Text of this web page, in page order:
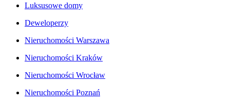
Luksusowe domy
Deweloperzy
Nieruchomości Warszawa
Nieruchomości Kraków
Nieruchomości Wrocław
Nieruchomości Poznań